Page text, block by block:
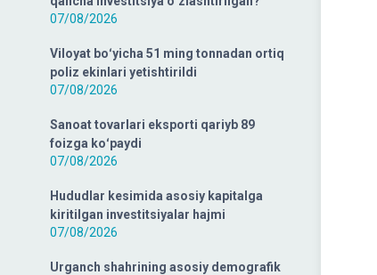
07/08/2026
Viloyat boʻyicha 51 ming tonnadan ortiq
poliz ekinlari yetishtirildi
07/08/2026
Sanoat tovarlari eksporti qariyb 89
foizga koʻpaydi
07/08/2026
Hududlar kesimida asosiy kapitalga
kiritilgan investitsiyalar hajmi
07/08/2026
Urganch shahrining asosiy demografik